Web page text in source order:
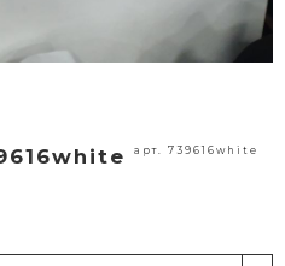
арт. 739616white